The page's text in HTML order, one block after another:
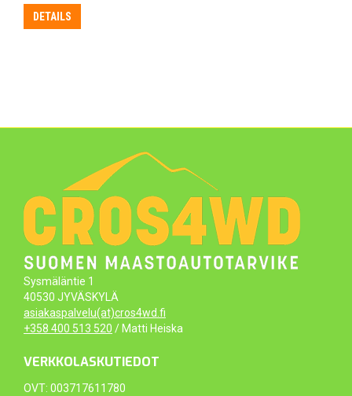
DETAILS
Sysmäläntie 1
40530 JYVÄSKYLÄ
asiakaspalvelu(at)cros4wd.fi
+358 400 513 520 / Matti Heiska
VERKKOLASKUTIEDOT
OVT: 003717611780